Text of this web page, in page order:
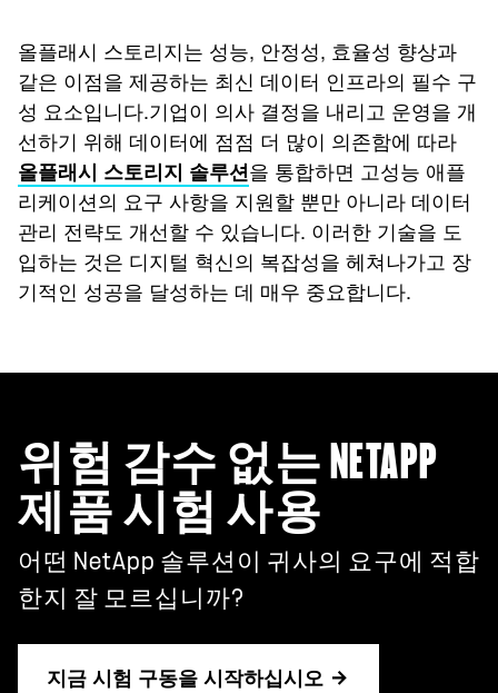
올플래시 스토리지는 성능, 안정성, 효율성 향상과
같은 이점을 제공하는 최신 데이터 인프라의 필수 구
성 요소입니다.기업이 의사 결정을 내리고 운영을 개
선하기 위해 데이터에 점점 더 많이 의존함에 따라
올플래시 스토리지 솔루션을 통합하면 고성능 애플
리케이션의 요구 사항을 지원할 뿐만 아니라 데이터
관리 전략도 개선할 수 있습니다. 이러한 기술을 도
입하는 것은 디지털 혁신의 복잡성을 헤쳐나가고 장
기적인 성공을 달성하는 데 매우 중요합니다.
위험 감수 없는 NETAPP
제품 시험 사용
어떤 NetApp 솔루션이 귀사의 요구에 적합
한지 잘 모르십니까?
지금 시험 구동을 시작하십시오